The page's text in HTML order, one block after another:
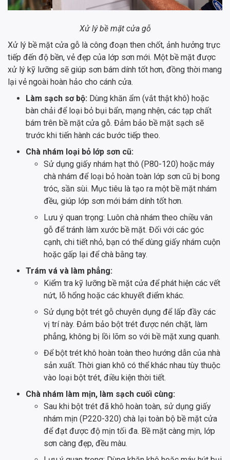
Xử lý bề mặt cửa gỗ
Xử lý bề mặt cửa gỗ là công đoạn then chốt, ảnh hưởng trực
tiếp đến độ bền, vẻ đẹp của lớp sơn mới. Một bề mặt được
xử lý kỹ lưỡng sẽ giúp sơn bám dính tốt hơn, đồng thời mang
lại vẻ ngoài hoàn hảo cho cánh cửa.
Làm sạch sơ bộ: Dùng khăn ẩm (vắt thật khô) hoặc
bàn chải để loại bỏ bụi bẩn, mạng nhện, các tạp chất
bám trên bề mặt cửa gỗ. Đảm bảo bề mặt sạch sẽ
trước khi tiến hành các bước tiếp theo.
Chà nhám loại bỏ lớp sơn cũ:
Sử dụng giấy nhám hạt thô (P80-120) hoặc máy
chà nhám để loại bỏ hoàn toàn lớp sơn cũ bị bong
tróc, sần sùi. Mục tiêu là tạo ra một bề mặt nhám
đều, giúp lớp sơn mới bám dính tốt hơn.
Lưu ý quan trọng: Luôn chà nhám theo chiều vân
gỗ để tránh làm xước bề mặt. Đối với các góc
cạnh, chi tiết nhỏ, bạn có thể dùng giấy nhám cuộn
hoặc gấp lại để chà bằng tay.
Trám vá và làm phẳng:
Kiểm tra kỹ lưỡng bề mặt cửa để phát hiện các vết
nứt, lỗ hổng hoặc các khuyết điểm khác.
Sử dụng bột trét gỗ chuyên dụng để lấp đầy các
vị trí này. Đảm bảo bột trét được nén chặt, làm
phẳng, không bị lồi lõm so với bề mặt xung quanh.
Để bột trét khô hoàn toàn theo hướng dẫn của nhà
sản xuất. Thời gian khô có thể khác nhau tùy thuộc
vào loại bột trét, điều kiện thời tiết.
Chà nhám làm mịn, làm sạch cuối cùng:
Sau khi bột trét đã khô hoàn toàn, sử dụng giấy
nhám mịn (P220-320) chà lại toàn bộ bề mặt cửa
để đạt được độ mịn tối đa. Bề mặt càng mịn, lớp
sơn càng đẹp, đều màu.